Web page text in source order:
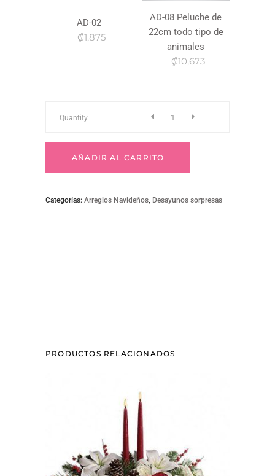
AD-02
₡1,875
AD-08 Peluche de
22cm todo tipo de
animales
₡10,673
nav-
Quantity
AÑADIR AL CARRITO
Categorías: Arreglos Navideños Desayunos sorpresas
PRODUCTOS RELACIONADOS